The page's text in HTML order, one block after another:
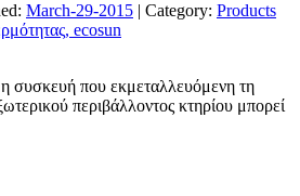
March-29-2015 | Category: Products
ecosun
η συσκευή που εκμεταλλευόμενη τη
περιβάλλοντος κτηρίου μπορεί